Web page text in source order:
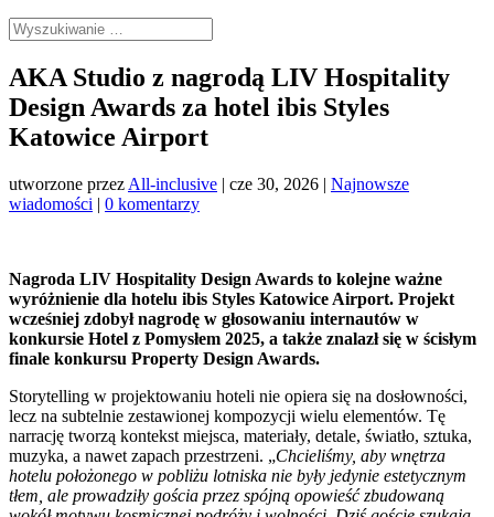
AKA Studio z nagrodą LIV Hospitality
Design Awards za hotel ibis Styles
Katowice Airport
utworzone przez All-inclusive | cze 30, 2026 | Najnowsze
wiadomości | 0 komentarzy
Nagroda LIV Hospitality Design Awards to kolejne ważne
wyróżnienie dla hotelu ibis Styles Katowice Airport. Projekt
wcześniej zdobył nagrodę w głosowaniu internautów w
konkursie Hotel z Pomysłem 2025, a także znalazł się w ścisłym
finale konkursu Property Design Awards.
Storytelling w projektowaniu hoteli nie opiera się na dosłowności,
lecz na subtelnie zestawionej kompozycji wielu elementów. Tę
narrację tworzą kontekst miejsca, materiały, detale, światło, sztuka,
muzyka, a nawet zapach przestrzeni. „Chcieliśmy, aby wnętrza
hotelu położonego w pobliżu lotniska nie były jedynie estetycznym
tłem, ale prowadziły gościa przez spójną opowieść zbudowaną